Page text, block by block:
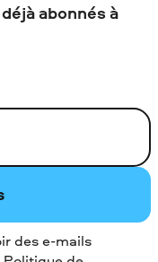
abonnés à
des e-mails